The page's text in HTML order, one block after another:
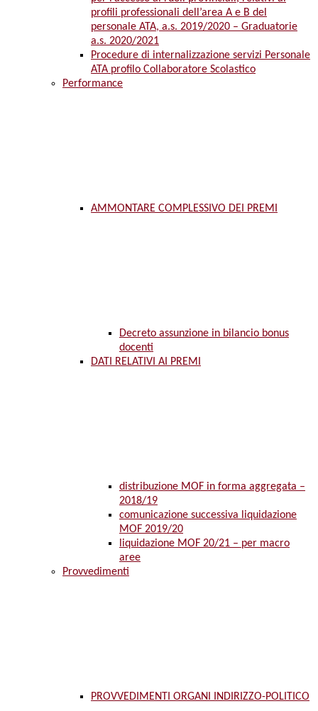
profili professionali dell’area A e B del
personale ATA, a.s. 2019/2020 – Graduatorie
a.s. 2020/2021
Procedure di internalizzazione servizi Personale
ATA profilo Collaboratore Scolastico
Performance
AMMONTARE COMPLESSIVO DEI PREMI
Decreto assunzione in bilancio bonus
docenti
DATI RELATIVI AI PREMI
distribuzione MOF in forma aggregata –
2018/19
comunicazione successiva liquidazione
MOF 2019/20
liquidazione MOF 20/21 – per macro
aree
Provvedimenti
PROVVEDIMENTI ORGANI INDIRIZZO-POLITICO